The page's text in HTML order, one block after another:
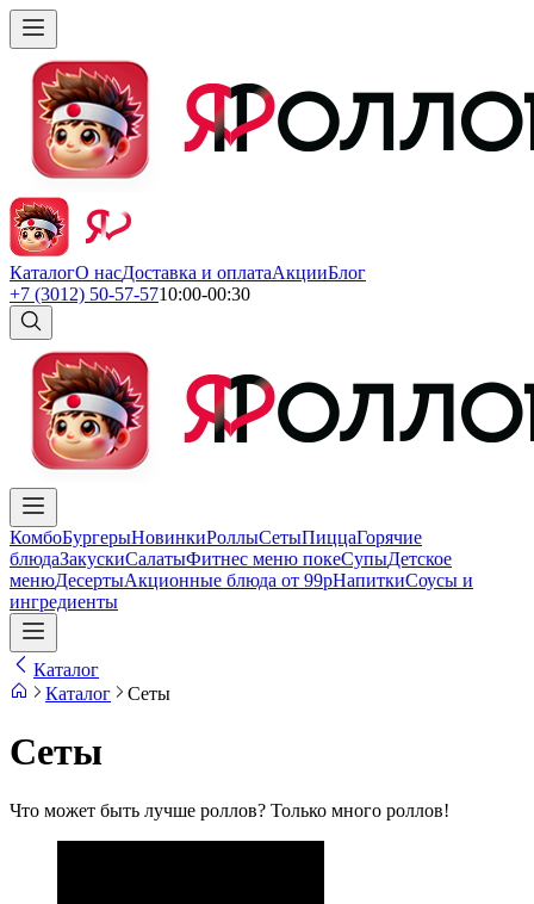
КаталогО насДоставка и оплатаАкцииБлог
+7 (3012) 50-57-5710:00-00:30
КомбоБургерыНовинкиРоллыСетыПиццаГорячие
блюдаЗакускиСалатыФитнес меню покеСупыДетское
менюДесертыАкционные блюда от 99рНапиткиСоусы и
ингредиенты
Каталог
Каталог
Сеты
Сеты
Что может быть лучше роллов? Только много роллов!